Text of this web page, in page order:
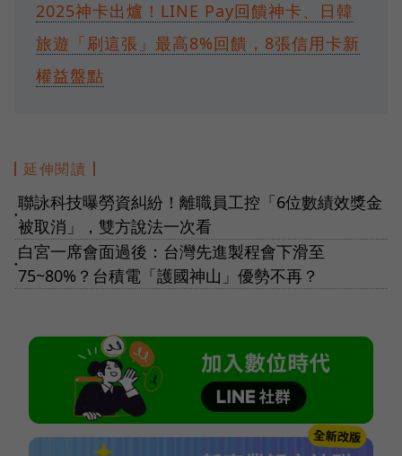
2025神卡出爐！LINE Pay回饋神卡、日韓
旅遊「刷這張」最高8%回饋，8張信用卡新
權益盤點
延伸閱讀
●
聯詠科技曝勞資糾紛！離職員工控「6位數績效獎金
被取消」，雙方說法一次看
●
白宮一席會面過後：台灣先進製程會下滑至
75~80%？台積電「護國神山」優勢不再？